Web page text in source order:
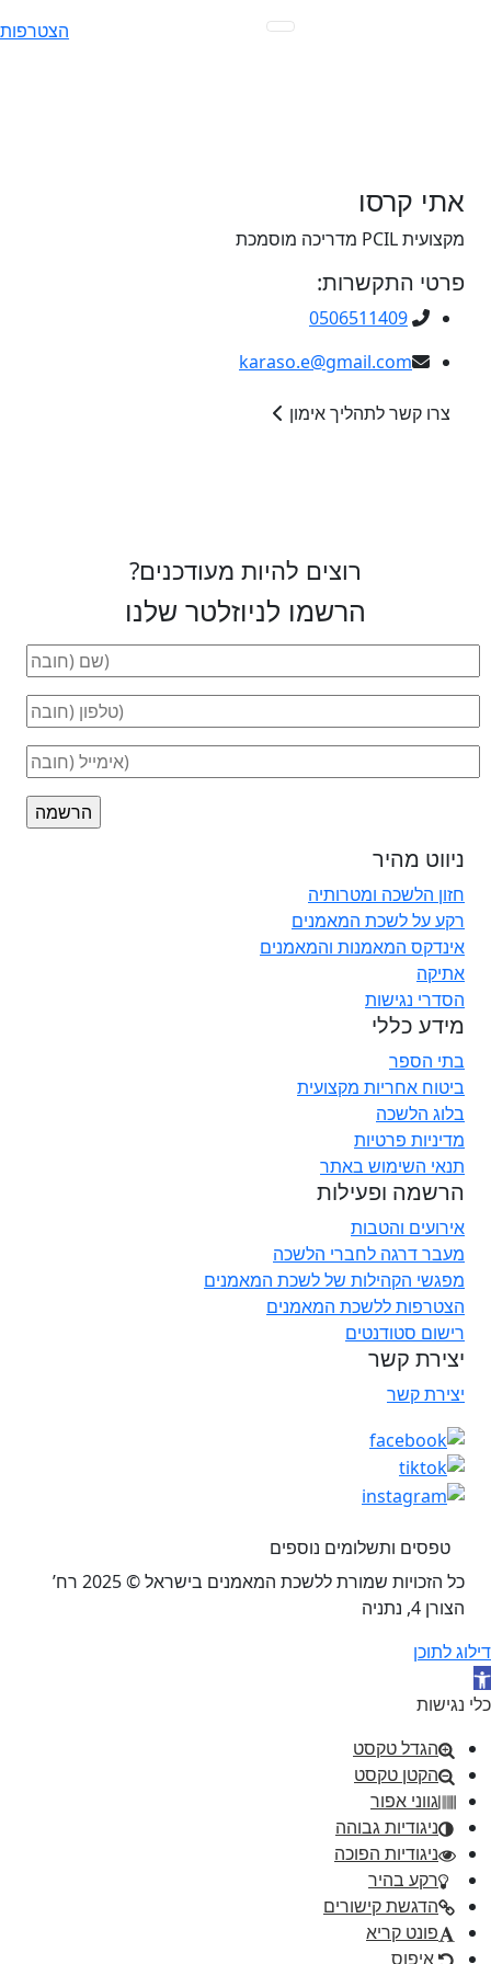
הצטרפות
אתי קרסו
מקצועית PCIL מדריכה מוסמכת
פרטי התקשרות:
0506511409
karaso.e@gmail.com
צרו קשר לתהליך אימון
רוצים להיות מעודכנים?
הרשמו לניוזלטר שלנו
ניווט מהיר
חזון הלשכה ומטרותיה
רקע על לשכת המאמנים
אינדקס המאמנות והמאמנים
אתיקה
הסדרי נגישות
מידע כללי
בתי הספר
ביטוח אחריות מקצועית
בלוג הלשכה
מדיניות פרטיות
תנאי השימוש באתר
הרשמה ופעילות
אירועים והטבות
מעבר דרגה לחברי הלשכה
מפגשי הקהילות של לשכת המאמנים
הצטרפות ללשכת המאמנים
רישום סטודנטים
יצירת קשר
יצירת קשר
טפסים ותשלומים נוספים
כל הזכויות שמורת ללשכת המאמנים בישראל © 2025 רח’
הצורן 4, נתניה
דילוג לתוכן
פתח סרגל נגישות
כלי נגישות
הגדל טקסט
הקטן טקסט
גווני אפור
ניגודיות גבוהה
ניגודיות הפוכה
רקע בהיר
הדגשת קישורים
פונט קריא
איפוס